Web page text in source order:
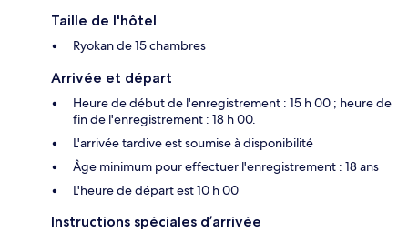
Taille de l'hôtel
Ryokan de 15 chambres
Arrivée et départ
Heure de début de l'enregistrement : 15 h 00 ; heure de
fin de l'enregistrement : 18 h 00.
L'arrivée tardive est soumise à disponibilité
Âge minimum pour effectuer l'enregistrement : 18 ans
L'heure de départ est 10 h 00
Instructions spéciales d’arrivée